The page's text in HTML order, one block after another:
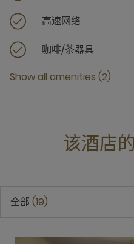
高速网络
咖啡/茶器具
Show all amenities (2)
该酒店
全部 19